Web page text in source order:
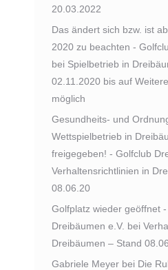
20.03.2022
Das ändert sich bzw. ist
2020 zu beachten -
bei Spielbetrieb in
02.11.2020 bis auf
möglich
Gesundheits- und
Wettspielbetrieb in
freigegeben! - Golfclub
Verhaltensrichtlinien in
08.06.20
Golfplatz wieder geöffnet
Dreibäumen e.V. bei
Dreibäumen – Stand
Gabriele Meyer bei Die